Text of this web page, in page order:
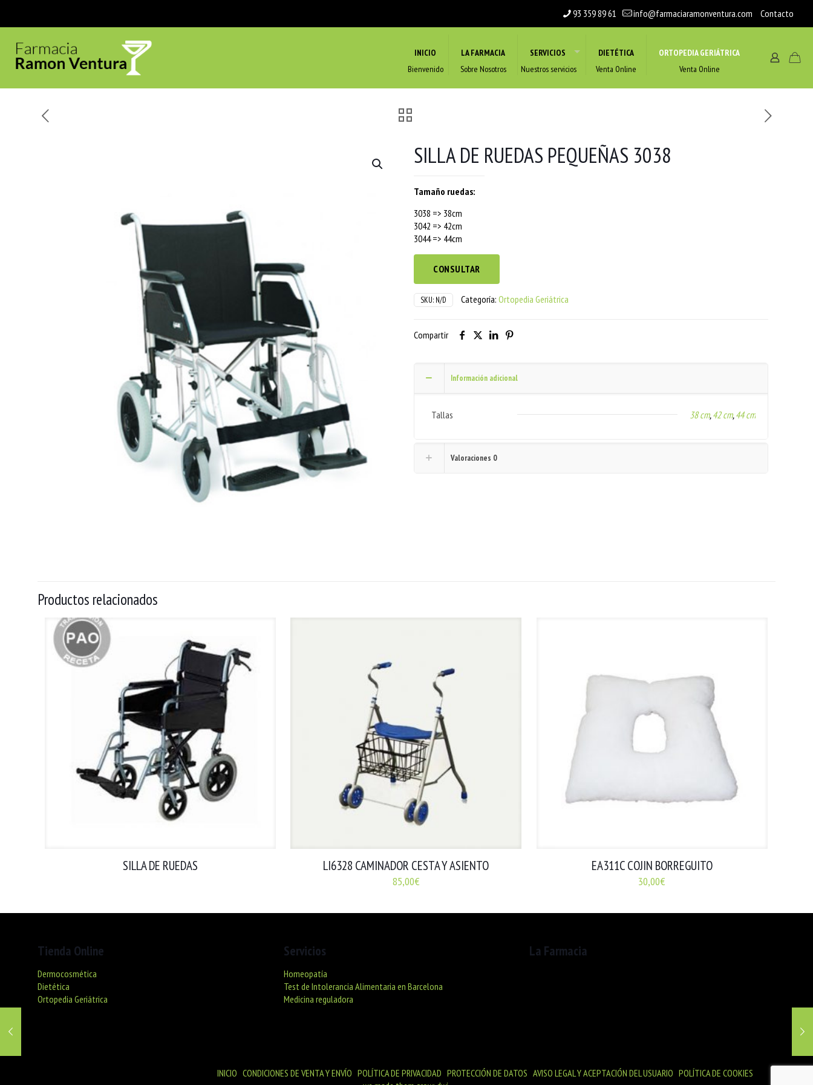
93 359 89 61 info@farmaciaramonventura.com Contacto
INICIO
Bienvenido
LA FARMACIA
Sobre Nosotros
SERVICIOS
Nuestros servicios
DIETÉTICA
Venta Online
ORTOPEDIA GERIÁTRICA
Venta Online
SILLA DE RUEDAS PEQUEÑAS 3038
Tamaño ruedas:
3038 => 38cm
3042 => 42cm
3044 => 44cm
CONSULTAR
SKU: N/D Categoría: Ortopedia Geriátrica
Compartir
Información adicional
Tallas 38 cm,42 cm,44 cm
Valoraciones 0
Productos relacionados
SILLA DE RUEDAS LI6328 CAMINADOR CESTA Y ASIENTO
85,00€
EA311C COJIN BORREGUITO
30,00€
Tienda Online
Dermocosmética
Dietética
Ortopedia Geriátrica
Servicios
Homeopatía
Test de Intolerancia Alimentaria en Barcelona
Medicina reguladora
La Farmacia
INICIO CONDICIONES DE VENTA Y ENVÍO POLÍTICA DE PRIVACIDAD PROTECCIÓN DE DATOS AVISO LEGAL Y ACEPTACIÓN DEL USUARIO POLÍTICA DE COOKIES